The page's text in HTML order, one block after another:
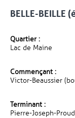
BELLE-BEILLE
Quartier :
Lac de Maine
Commençant :
Victor-Beaussier
Terminant :
Pierre-Joseph-